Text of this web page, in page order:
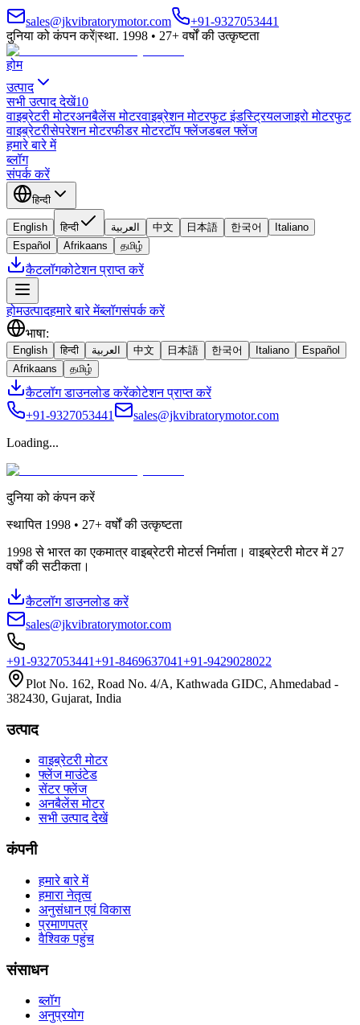
sales@jkvibratorymotor.com
+91-9327053441
दुनिया को कंपन करें|स्था. 1998 • 27+ वर्षों की उत्कृष्टता
होम
उत्पाद
सभी उत्पाद देखें10
वाइब्रेटरी मोटरअनबैलेंस मोटरवाइब्रेशन मोटरफुट इंडस्ट्रियलजाइरो मोटरफुट
वाइब्रेटरीसेपरेशन मोटरफीडर मोटरटॉप फ्लेंजडबल फ्लेंज
हमारे बारे में
ब्लॉग
संपर्क करें
हिन्दी
English हिन्दी العربية 中文 日本語 한국어
Italiano
Español
Afrikaans தமிழ்
कैटलॉगकोटेशन प्राप्त करें
होमउत्पादहमारे बारे मेंब्लॉगसंपर्क करें
भाषा:
English हिन्दी العربية 中文 日本語 한국어 Italiano
Español
Afrikaans
தமிழ்
कैटलॉग डाउनलोड करेंकोटेशन प्राप्त करें
+91-9327053441
sales@jkvibratorymotor.com
Loading...
दुनिया को कंपन करें
स्थापित1998 • 27+वर्षों की उत्कृष्टता
1998 से भारत का एकमात्र वाइब्रेटरी मोटर्स निर्माता। वाइब्रेटरी मोटर में 27
वर्षों की सटीकता।
कैटलॉग डाउनलोड करें
sales@jkvibratorymotor.com
+91-9327053441+91-8469637041+91-9429028022
Plot No. 162, Road No. 4/A, Kathwada GIDC, Ahmedabad -
382430, Gujarat, India
उत्पाद
वाइब्रेटरी मोटर
फ्लेंज माउंटेड
सेंटर फ्लेंज
अनबैलेंस मोटर
सभी उत्पाद देखें
कंपनी
हमारे बारे में
हमारा नेतृत्व
अनुसंधान एवं विकास
प्रमाणपत्र
वैश्विक पहुंच
संसाधन
ब्लॉग
अनुप्रयोग